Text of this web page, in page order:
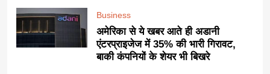
Business
अमेरिका से ये खबर आते ही अडानी
एंटरप्राइजेज में 35% की भारी गिरावट,
बाकी कंपनियों के शेयर भी बिखरे